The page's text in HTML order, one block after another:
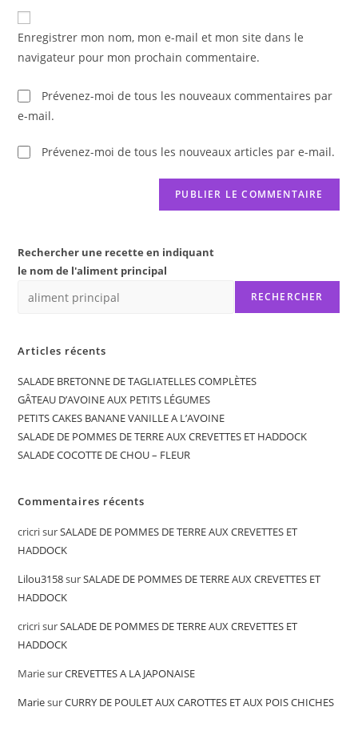
comment
de
votre
(facultatif)
Enregistrer mon nom, mon e-mail et mon site dans le
navigateur pour mon prochain commentaire.
Prévenez-moi de tous les nouveaux commentaires par
e-mail.
Prévenez-moi de tous les nouveaux articles par e-mail.
Rechercher une recette en indiquant
le nom de l'aliment principal
RECHERCHER
Articles récents
SALADE BRETONNE DE TAGLIATELLES COMPLÈTES
GÂTEAU D’AVOINE AUX PETITS LÉGUMES
PETITS CAKES BANANE VANILLE A L’AVOINE
SALADE DE POMMES DE TERRE AUX CREVETTES ET HADDOCK
SALADE COCOTTE DE CHOU – FLEUR
Commentaires récents
cricrisurSALADE DE POMMES DE TERRE AUX CREVETTES ET
HADDOCK
Lilou3158surSALADE DE POMMES DE TERRE AUX CREVETTES ET
HADDOCK
cricrisurSALADE DE POMMES DE TERRE AUX CREVETTES ET
HADDOCK
MariesurCREVETTES A LA JAPONAISE
MariesurCURRY DE POULET AUX CAROTTES ET AUX POIS CHICHES